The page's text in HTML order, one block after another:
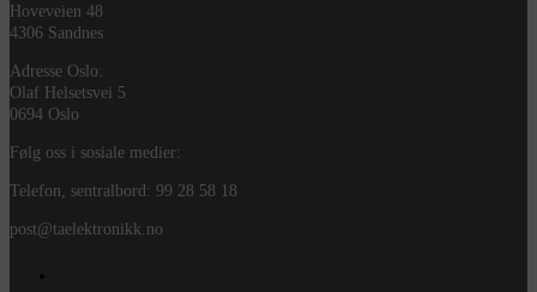
Hoveveien 48
4306 Sandnes
Adresse Oslo:
Olaf Helsetsvei 5
0694 Oslo
Følg oss i sosiale medier:
Telefon, sentralbord: 99 28 58 18
post@taelektronikk.no